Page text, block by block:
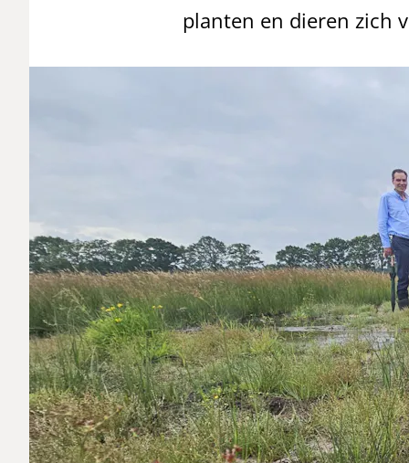
planten en dieren zich